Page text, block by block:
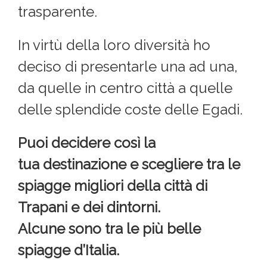
trasparente.
In virtù della loro diversità ho
deciso di presentarle una ad una,
da quelle in centro città a quelle
delle splendide coste delle Egadi.
Puoi decidere così la
tua destinazione e scegliere tra le
spiagge migliori della città di
Trapani e dei dintorni.
Alcune sono tra le più belle
spiagge d’Italia.